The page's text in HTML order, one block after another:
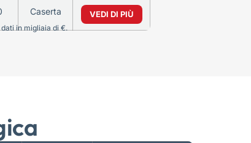
Caserta VEDI DI PIÙ
in migliaia di €.